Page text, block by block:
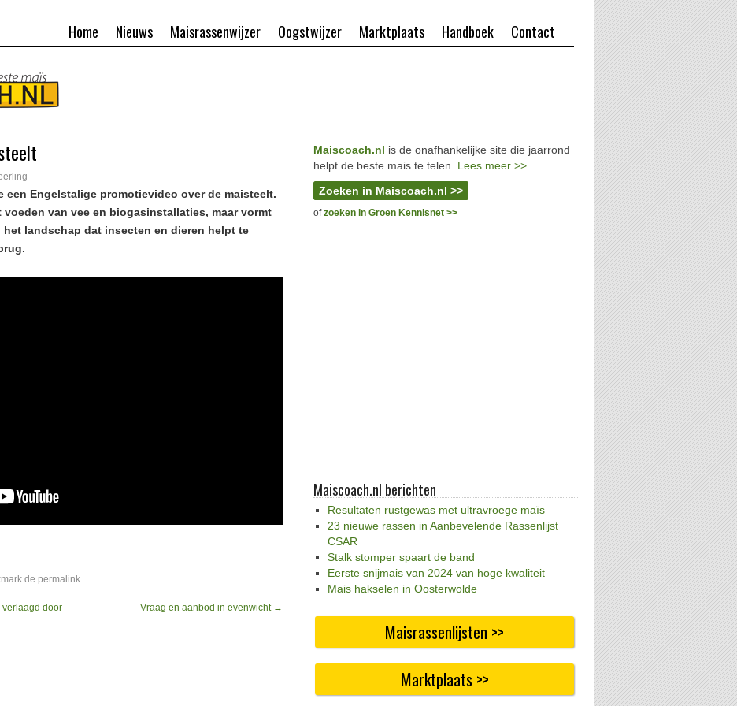
Contact
Handboek
Marktplaats
Oogstwijzer
Maisrassenwijzer
Nieuws
Home
een Engelstalige promotievideo over de maisteelt.
van vee en biogasinstallaties, maar vormt
landschap dat insecten en dieren helpt te
de permalink.
door
Vraag en aanbod in evenwicht →
Maiscoach.nl is de onafhankelijke site die jaarrond
helpt de beste mais te telen. Lees meer >>
Zoeken in Maiscoach.nl >>
ofzoeken in Groen Kennisnet >>
Maiscoach.nl berichten
Resultaten rustgewas met ultravroege maïs
23 nieuwe rassen in Aanbevelende Rassenlijst
CSAR
Stalk stomper spaart de band
Eerste snijmais van 2024 van hoge kwaliteit
Mais hakselen in Oosterwolde
Maisrassenlijsten >>
Marktplaats >>